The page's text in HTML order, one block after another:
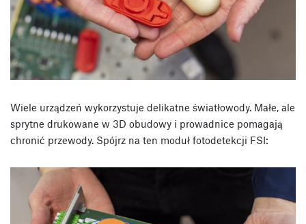
Wiele urządzeń wykorzystuje delikatne światłowody. Małe, ale
sprytne drukowane w 3D obudowy i prowadnice pomagają
chronić przewody. Spójrz na ten moduł fotodetekcji FSI: